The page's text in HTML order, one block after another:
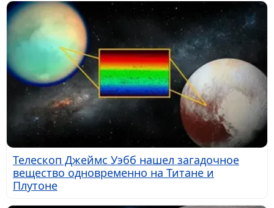
Телескоп Джеймс Уэбб нашел загадочное
вещество одновременно на Титане и
Плутоне